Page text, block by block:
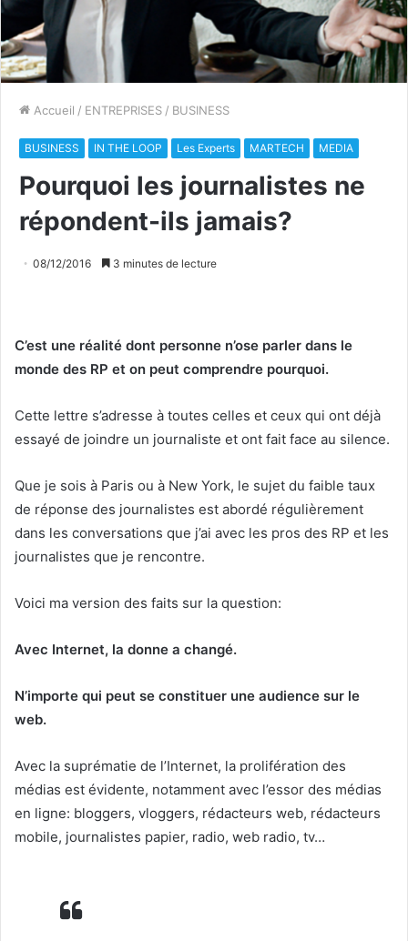
Accueil / ENTREPRISES / BUSINESS
BUSINESS IN THE LOOP Les Experts MARTECH MEDIA
Pourquoi les journalistes ne
répondent-ils jamais?
08/12/2016 3 minutes de lecture
C’est une réalité dont personne n’ose parler dans le
monde des RP et on peut comprendre pourquoi.
Cette lettre s’adresse à toutes celles et ceux qui ont déjà
essayé de joindre un journaliste et ont fait face au silence.
Que je sois à Paris ou à New York, le sujet du faible taux
de réponse des journalistes est abordé régulièrement
dans les conversations que j’ai avec les pros des RP et les
journalistes que je rencontre.
Voici ma version des faits sur la question:
Avec Internet, la donne a changé.
N’importe qui peut se constituer une audience sur le
web.
Avec la suprématie de l’Internet, la prolifération des
médias est évidente, notamment avec l’essor des médias
en ligne: bloggers, vloggers, rédacteurs web, rédacteurs
mobile, journalistes papier, radio, web radio, tv…